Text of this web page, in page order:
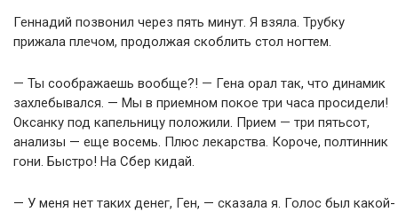
Геннадий позвонил через пять минут. Я взяла. Трубку
прижала плечом, продолжая скоблить стол ногтем.
— Ты соображаешь вообще?! — Гена орал так, что динамик
захлебывался. — Мы в приемном покое три часа просидели!
Оксанку под капельницу положили. Прием — три пятьсот,
анализы — еще восемь. Плюс лекарства. Короче, полтинник
гони. Быстро! На Сбер кидай.
— У меня нет таких денег, Ген, — сказала я. Голос был какой-